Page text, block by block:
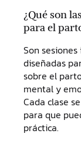
¿Qué son
para el
Son
diseñadas
sobre el
mental y
Cada clase
para que
práctica.